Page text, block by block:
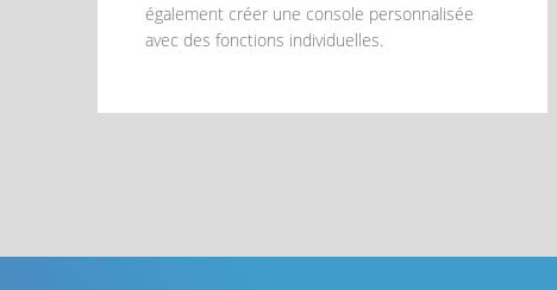
également créer une console personnalisée
avec des fonctions individuelles.